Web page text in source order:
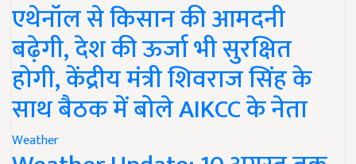
एथेनॉल से किसान की आमदनी
बढ़ेगी, देश की ऊर्जा भी सुरक्षित
होगी, केंद्रीय मंत्री शिवराज सिंह के
साथ बैठक में बोले AIKCC के नेता
Weather